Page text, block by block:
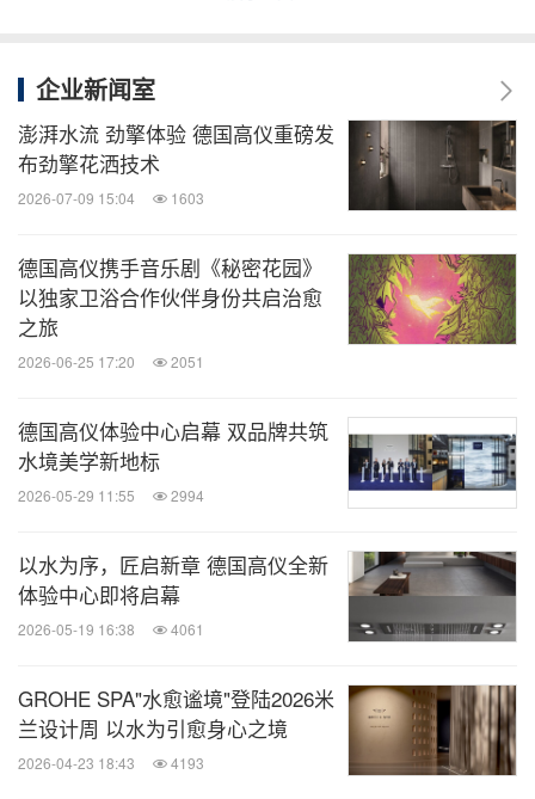
尚、物流行业最新动态。扫描二维码，立即
关键词： 家用设备 日用品 出版业/信息服务
零售业
分享到：
企业新闻室
澎湃水流 劲擎体验 德国高仪重磅发
布劲擎花洒技术
2026-07-09 15:04 1603
德国高仪携手音乐剧《秘密花园》
以独家卫浴合作伙伴身份共启治愈
之旅
2026-06-25 17:20 2051
德国高仪体验中心启幕 双品牌共筑
水境美学新地标
2026-05-29 11:55 2994
以水为序，匠启新章 德国高仪全新
体验中心即将启幕
2026-05-19 16:38 4061
GROHE SPA"水愈谧境"登陆2026米
兰设计周 以水为引愈身心之境
2026-04-23 18:43 4193